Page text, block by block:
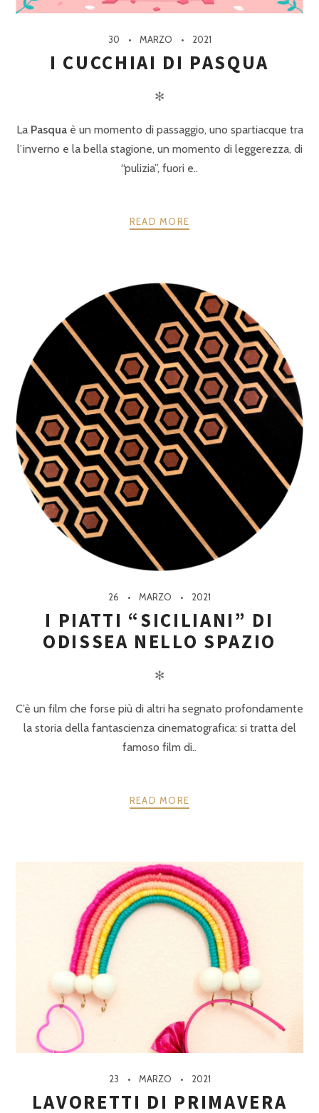
30 MARZO 2021
I CUCCHIAI DI PASQUA
✻
LaPasquaè un momento di passaggio, uno spartiacque tra
l’inverno e la bella stagione, un momento di leggerezza, di
“pulizia”, fuori e..
READ MORE
26 MARZO 2021
I PIATTI “SICILIANI” DI
ODISSEA NELLO SPAZIO
✻
C’è un film che forse più di altri ha segnato profondamente
la storia della fantascienza cinematografica: si tratta del
famoso film di..
READ MORE
23 MARZO 2021
LAVORETTI DI PRIMAVERA